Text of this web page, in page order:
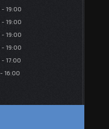
19:00
19:00
19:00
19:00
17:00
16:00